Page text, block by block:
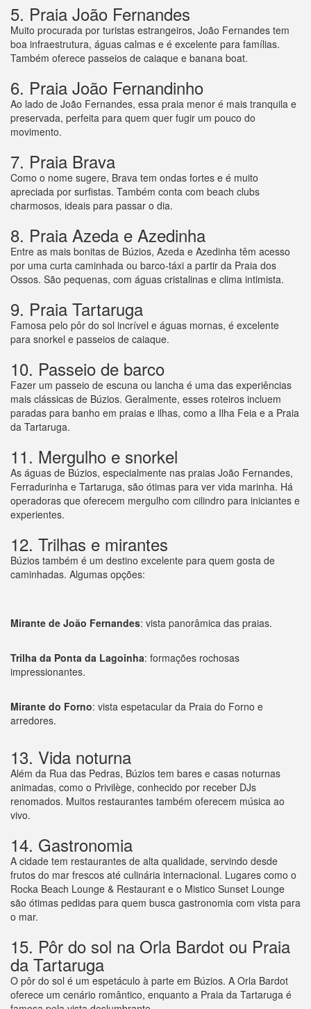
5. Praia João Fernandes
Muito procurada por turistas estrangeiros, João Fernandes tem
boa infraestrutura, águas calmas e é excelente para famílias.
Também oferece passeios de caiaque e banana boat.
6. Praia João Fernandinho
Ao lado de João Fernandes, essa praia menor é mais tranquila e
preservada, perfeita para quem quer fugir um pouco do
movimento.
7. Praia Brava
Como o nome sugere, Brava tem ondas fortes e é muito
apreciada por surfistas. Também conta com beach clubs
charmosos, ideais para passar o dia.
8. Praia Azeda e Azedinha
Entre as mais bonitas de Búzios, Azeda e Azedinha têm acesso
por uma curta caminhada ou barco-táxi a partir da Praia dos
Ossos. São pequenas, com águas cristalinas e clima intimista.
9. Praia Tartaruga
Famosa pelo pôr do sol incrível e águas mornas, é excelente
para snorkel e passeios de caiaque.
10. Passeio de barco
Fazer um passeio de escuna ou lancha é uma das experiências
mais clássicas de Búzios. Geralmente, esses roteiros incluem
paradas para banho em praias e ilhas, como a Ilha Feia e a Praia
da Tartaruga.
11. Mergulho e snorkel
As águas de Búzios, especialmente nas praias João Fernandes,
Ferradurinha e Tartaruga, são ótimas para ver vida marinha. Há
operadoras que oferecem mergulho com cilindro para iniciantes e
experientes.
12. Trilhas e mirantes
Búzios também é um destino excelente para quem gosta de
caminhadas. Algumas opções:
Mirante de João Fernandes: vista panorâmica das praias.
Trilha da Ponta da Lagoinha: formações rochosas
impressionantes.
Mirante do Forno: vista espetacular da Praia do Forno e
arredores.
13. Vida noturna
Além da Rua das Pedras, Búzios tem bares e casas noturnas
animadas, como o Privilège, conhecido por receber DJs
renomados. Muitos restaurantes também oferecem música ao
vivo.
14. Gastronomia
A cidade tem restaurantes de alta qualidade, servindo desde
frutos do mar frescos até culinária internacional. Lugares como o
Rocka Beach Lounge & Restaurant e o Mistico Sunset Lounge
são ótimas pedidas para quem busca gastronomia com vista para
o mar.
15. Pôr do sol na Orla Bardot ou Praia
da Tartaruga
O pôr do sol é um espetáculo à parte em Búzios. A Orla Bardot
oferece um cenário romântico, enquanto a Praia da Tartaruga é